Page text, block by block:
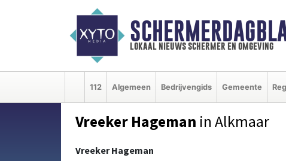
lokaal nieuws schermer en omgeving
112 Algemeen Bedrijvengids Gemeente
Vreeker Hageman in Alkmaar
Vreeker Hageman